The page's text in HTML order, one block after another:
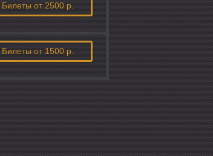
Билеты от 2500 р.
Билеты от 1500 р.